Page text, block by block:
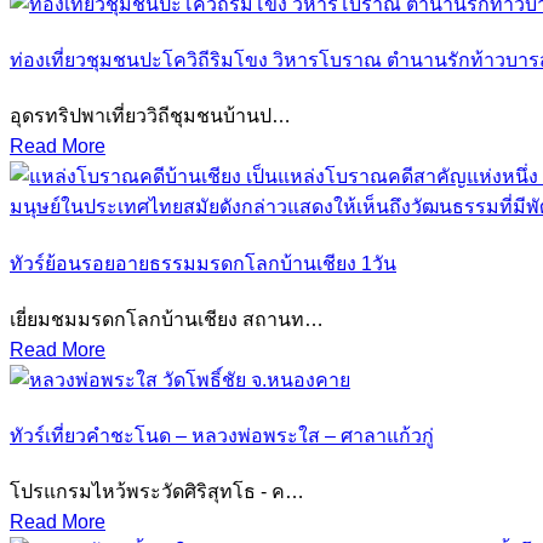
ท่องเที่ยวชุมชนปะโควิถีริมโขง วิหารโบราณ ตำนานรักท้าวบาร
อุดรทริปพาเที่ยววิถีชุมชนบ้านป…
Read More
ทัวร์ย้อนรอยอายธรรมมรดกโลกบ้านเชียง 1วัน
เยี่ยมชมมรดกโลกบ้านเชียง สถานท…
Read More
ทัวร์เที่ยวคำชะโนด – หลวงพ่อพระใส – ศาลาแก้วกู่
โปรแกรมไหว้พระวัดศิริสุทโธ - ค…
Read More